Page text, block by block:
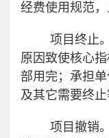
经费使用规范，
项目终止
原因致使核心
部用完；承担
及其它需要终止
项目撤销